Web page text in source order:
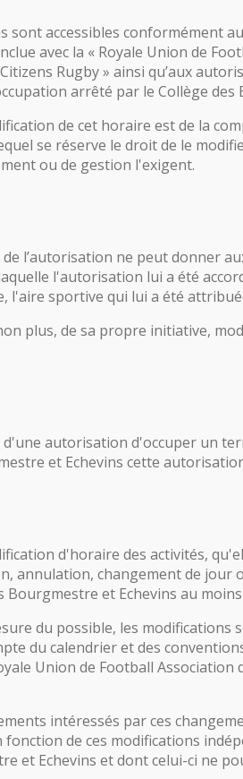
sont accessibles conformément
avec la « Royale Union de
Rugby » ainsi qu’aux
arrêté par le Collège des
de cet horaire est de la
se réserve le droit de le
ou de gestion l'exigent.
l’autorisation ne peut donner
l'autorisation lui a été
l'aire sportive qui lui a été
plus, de sa propre initiative,
autorisation d'occuper un
et Echevins cette
d'horaire des activités,
annulation, changement de jour
Bourgmestre et Echevins au
du possible, les
du calendrier et des
Union de Football Association
intéressés par ces
fonction de ces modifications
et Echevins et dont celui-ci ne